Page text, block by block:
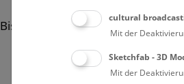
Bisher keine Ergebnisse.
cultural
Mit der
Sketchfab - 3D
Mit der